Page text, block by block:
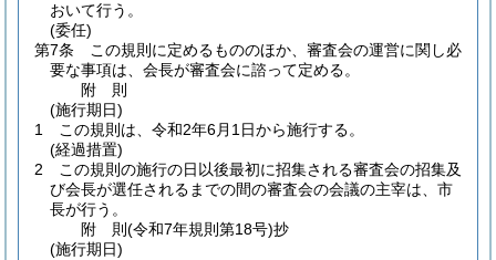
おいて行う。
(委任)
第7条
この規則に定めるもののほか、審査会の運営に関し必
要な事項は、会長が審査会に諮って定める。
附 則
(施行期日)
1
この規則は、令和2年6月1日から施行する。
(経過措置)
2
この規則の施行の日以後最初に招集される審査会の招集及
び会長が選任されるまでの間の審査会の会議の主宰は、市
長が行う。
附 則(令和7年規則第18号)抄
(施行期日)